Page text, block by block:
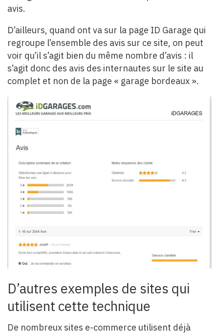
avis.
D’ailleurs, quand ont va sur la page ID Garage qui
regroupe l’ensemble des avis sur ce site, on peut
voir qu’il s’agit bien du même nombre d’avis : il
s’agit donc des avis des internautes sur le site au
complet et non de la page « garage bordeaux ».
D’autres exemples de sites qui
utilisent cette technique
De nombreux sites e-commerce utilisent déjà